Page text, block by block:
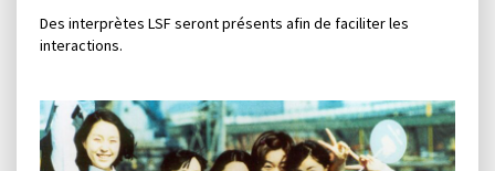
Des interprètes LSF seront présents afin de faciliter les
interactions.